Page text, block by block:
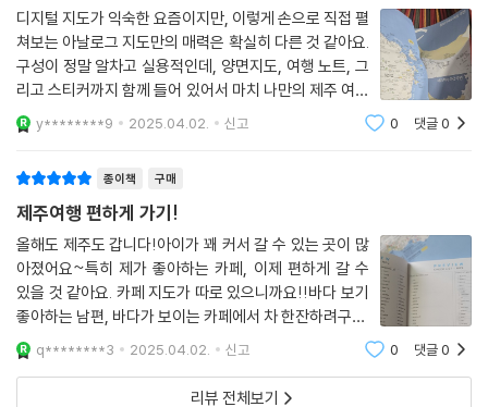
디지털 지도가 익숙한 요즘이지만, 이렇게 손으로 직접 펼
쳐보는 아날로그 지도만의 매력은 확실히 다른 것 같아요.
구성이 정말 알차고 실용적인데, 양면지도, 여행 노트, 그
리고 스티커까지 함께 들어 있어서 마치 나만의 제주 여행
다이어리를 만드는 기분이에요.특히 마음에 들었던 건, 스
티커로 다녀온 장소를 직접 표시할 수 있다는 점! 지나온
y********9 2025.04.02. 신고 0 댓글0
종이책 구매
제주여행 편하게 가기!
올해도 제주도 갑니다!아이가 꽤 커서 갈 수 있는 곳이 많
아졌어요~특히 제가 좋아하는 카페, 이제 편하게 갈 수
있을 것 같아요. 카페 지도가 따로 있으니까요!!바다 보기
좋아하는 남편, 바다가 보이는 카페에서 차 한잔하려구요.
책 좋아하는 우리 아이 트래블노트에 적힌 곳 읽고, 적고
하며 시간 보내면 딱 좋을 것 같아요. 개정판이라 최신정
보 담겨서 더욱 좋구요!주변 여행지 한
q********3 2025.04.02. 신고 0 댓글0
리뷰 전체보기